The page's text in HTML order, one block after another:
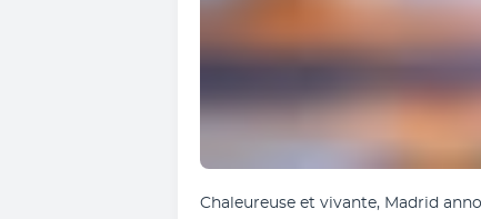
Chaleureuse et vivante, Madrid